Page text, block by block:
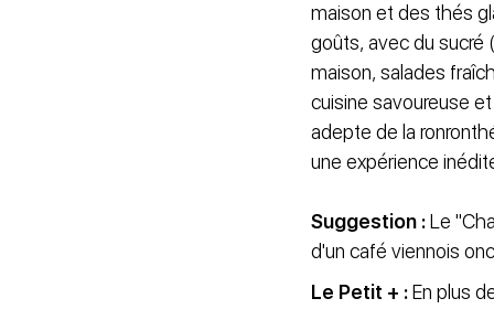
maison et des thés
goûts, avec du sucré
maison, salades
cuisine savoureuse
adepte de la
une expérience
Suggestion :Le
d'un café viennois
Le Petit + :En plus